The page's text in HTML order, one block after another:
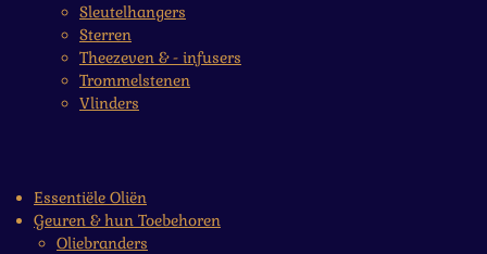
Sleutelhangers
Sterren
Theezeven & - infusers
Trommelstenen
Vlinders
Essentiële Oliën
Geuren & hun Toebehoren
Oliebranders